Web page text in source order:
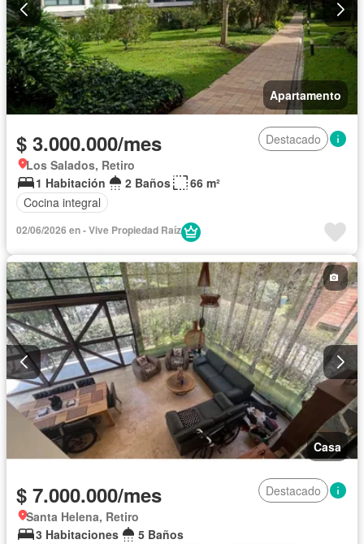
Apartamento
$ 3.000.000/mes
Destacado
Los Salados, Retiro
1 Habitación
2 Baños
66 m²
Cocina integral
02/06/2026 en - Vive Propiedad Raíz
Casa
$ 7.000.000/mes
Destacado
Santa Helena, Retiro
3 Habitaciones
5 Baños